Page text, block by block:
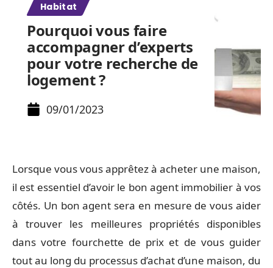
Habitat
Pourquoi vous faire
accompagner d’experts
pour votre recherche de
logement ?
09/01/2023
Lorsque vous vous apprêtez à acheter une maison,
il est essentiel d’avoir le bon agent immobilier à vos
côtés. Un bon agent sera en mesure de vous aider
à trouver les meilleures propriétés disponibles
dans votre fourchette de prix et de vous guider
tout au long du processus d’achat d’une maison, du